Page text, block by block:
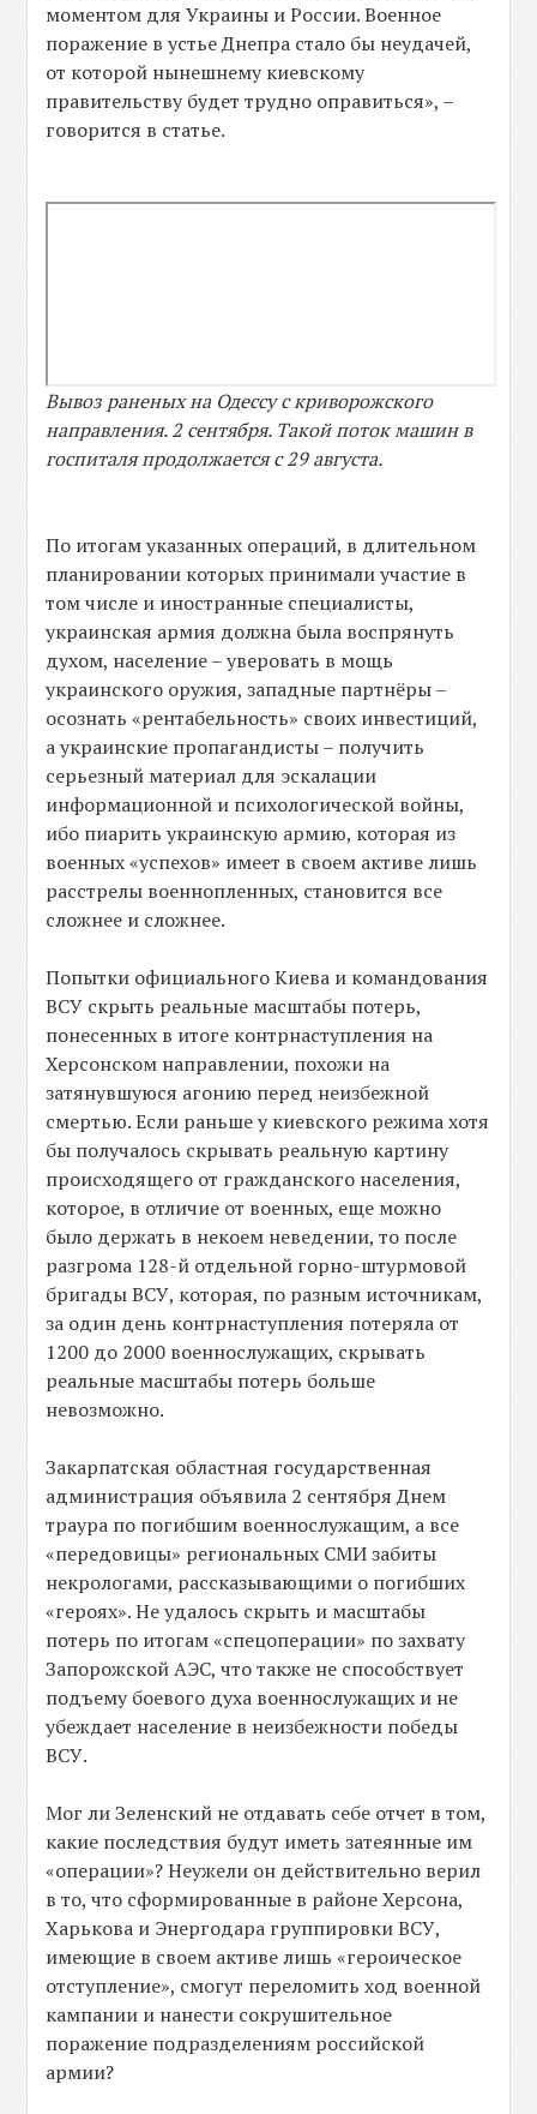
моментом для Украины и России. Военное
поражение в устье Днепра стало бы неудачей,
от которой нынешнему киевскому
правительству будет трудно оправиться», –
говорится в статье.
Вывоз раненых на Одессу с криворожского
направления. 2 сентября. Такой поток машин в
госпиталя продолжается с 29 августа.
По итогам указанных операций, в длительном
планировании которых принимали участие в
том числе и иностранные специалисты,
украинская армия должна была воспрянуть
духом, население – уверовать в мощь
украинского оружия, западные партнёры –
осознать «рентабельность» своих инвестиций,
а украинские пропагандисты – получить
серьезный материал для эскалации
информационной и психологической войны,
ибо пиарить украинскую армию, которая из
военных «успехов» имеет в своем активе лишь
расстрелы военнопленных, становится все
сложнее и сложнее.
Попытки официального Киева и командования
ВСУ скрыть реальные масштабы потерь,
понесенных в итоге контрнаступления на
Херсонском направлении, похожи на
затянувшуюся агонию перед неизбежной
смертью. Если раньше у киевского режима хотя
бы получалось скрывать реальную картину
происходящего от гражданского населения,
которое, в отличие от военных, еще можно
было держать в некоем неведении, то после
разгрома 128-й отдельной горно-штурмовой
бригады ВСУ, которая, по разным источникам,
за один день контрнаступления потеряла от
1200 до 2000 военнослужащих, скрывать
реальные масштабы потерь больше
невозможно.
Закарпатская областная государственная
администрация объявила 2 сентября Днем
траура по погибшим военнослужащим, а все
«передовицы» региональных СМИ забиты
некрологами, рассказывающими о погибших
«героях». Не удалось скрыть и масштабы
потерь по итогам «спецоперации» по захвату
Запорожской АЭС, что также не способствует
подъему боевого духа военнослужащих и не
убеждает население в неизбежности победы
ВСУ.
Мог ли Зеленский не отдавать себе отчет в том,
какие последствия будут иметь затеянные им
«операции»? Неужели он действительно верил
в то, что сформированные в районе Херсона,
Харькова и Энергодара группировки ВСУ,
имеющие в своем активе лишь «героическое
отступление», смогут переломить ход военной
кампании и нанести сокрушительное
поражение подразделениям российской
армии?